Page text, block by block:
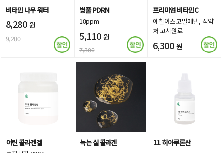
비타민 나무 워터
8,280 원
9,200
병풀 PDRN
10ppm
5,110 원
7,300
프리미엄 비타민C
에칠아스코빌에텔, 식약
처 고시원료
6,300 원
어린 콜라겐겔 녹는 실 콜라겐 11 히아루론산